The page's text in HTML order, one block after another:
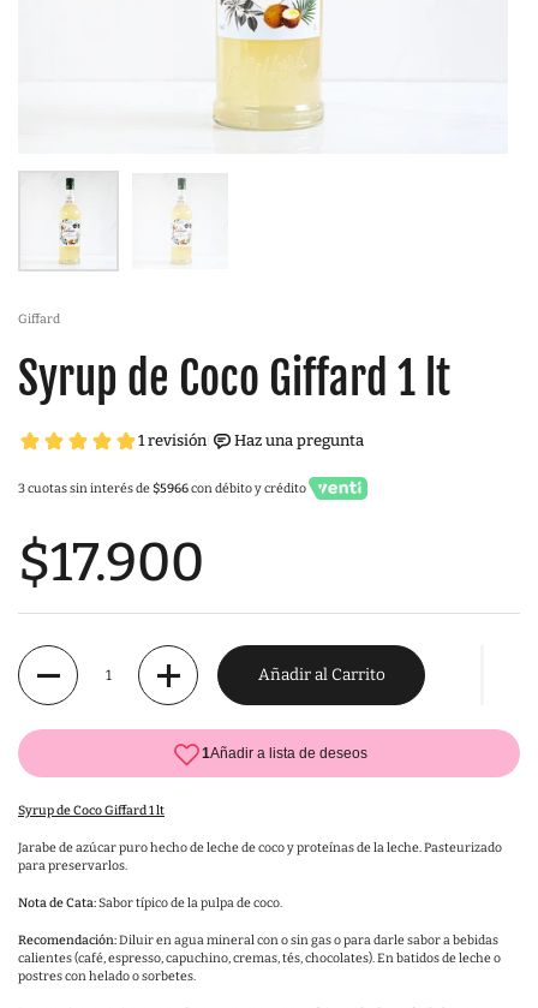
Giffard
Syrup de Coco Giffard 1 lt
3 cuotas sin interés de$5966con débito y crédito
$17.900
Cantidad
Añadir al Carrito
Syrup de Coco Giffard 1 lt
Jarabe de azúcar puro hecho de leche de coco y proteínas de la leche. Pasteurizado
para preservarlos.
Nota de Cata:Sabor típico de la pulpa de coco.
Recomendación:Diluir en agua mineral con o sin gas opara darle sabor a bebidas
calientes (café, espresso, capuchino, cremas, tés, chocolates). En batidos de leche o
postres con helado o sorbetes.